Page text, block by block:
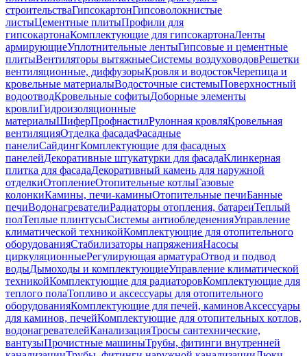
строительстваГипсокартонГипсоволокнистые
листыЦементные плитыПрофили для
гипсокартонаКомплектующие для гипсокартонаЛенты
армирующиеУплотнительные лентыГипсовые и цементные
плитыВентиляторы вытяжныеСистемы воздуховодовРешетки
вентиляционные, диффузорыКровля и водостокЧерепица и
кровельные материалыВодосточные системыПоверхностный
водоотводКровельные софитыДоборные элементы
кровлиГидроизоляционные
материалыШиферПрофнастилРулонная кровляКровельная
вентиляцияОтделка фасадаФасадные
панелиСайдингКомплектующие для фасадных
панелейДекоративные штукатурки для фасадаКлинкерная
плитка для фасадаДекоративный камень для наружной
отделкиОтоплениеОтопительные котлыГазовые
колонкиКамины, печи-каминыОтопительные печиБанные
печиВодонагревателиРадиаторы отопления, батареиТеплый
полТеплые плинтусыСистемы антиобледененияУправление
климатической техникойКомплектующие для отопительного
оборудованияСтабилизаторы напряженияНасосы
циркуляционныеРегулирующая арматураОтвод и подвод
водыДымоходы и комплектующиеУправление климатической
техникойКомплектующие для радиаторовКомплектующие для
теплого полаТопливо и аксессуары для отопительного
оборудованияКомплектующие для печей, каминовАксессуары
для каминов, печейКомплектующие для отопительных котлов,
водонагревателейКанализацияТросы сантехнические,
вантузыПрочистные машиныТрубы, фитинги внутренней